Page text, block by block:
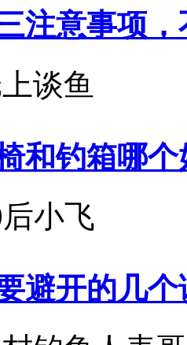
注意事项
谈鱼
和钓箱哪
小飞
避开的几